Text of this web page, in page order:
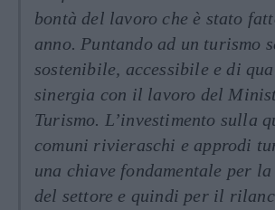
bontà del lavoro che è stato
anno. Puntando ad un turismo
sostenibile, accessibile e di
sinergia con il lavoro del
Turismo. L’investimento sulla
comuni rivieraschi e approdi
una chiave fondamentale per
del settore e quindi per il